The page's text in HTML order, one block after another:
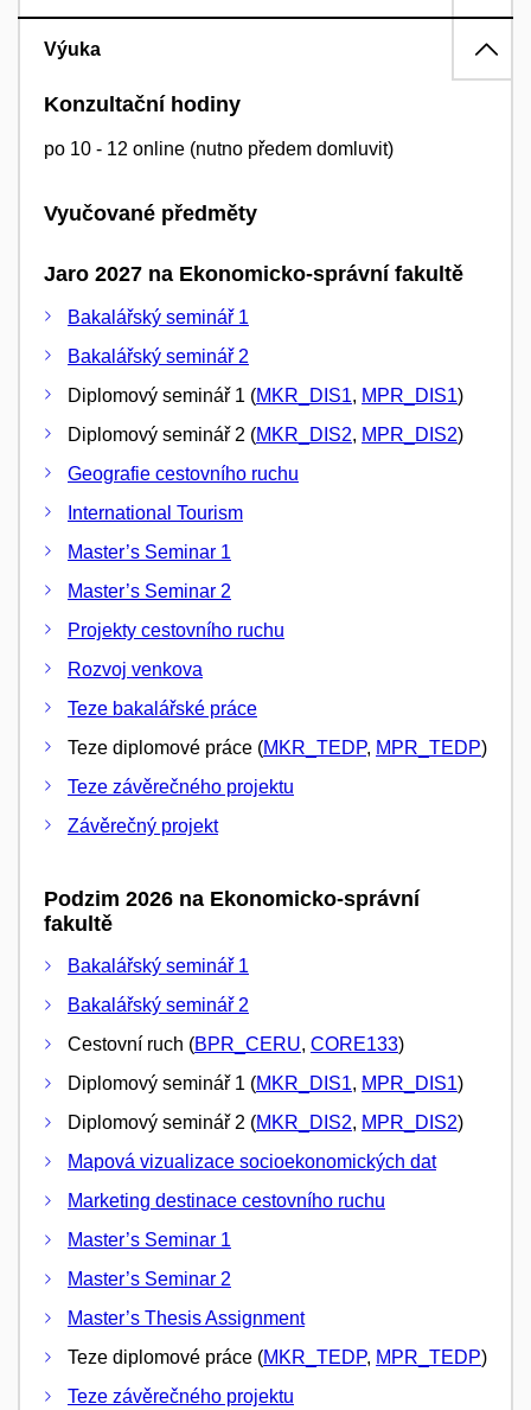
Výuka
Konzultační hodiny
po 10 - 12 online (nutno předem domluvit)
Vyučované předměty
Jaro 2027 na Ekonomicko-správní fakultě
Bakalářský seminář 1
Bakalářský seminář 2
Diplomový seminář 1 (MKR_DIS1, MPR_DIS1)
Diplomový seminář 2 (MKR_DIS2, MPR_DIS2)
Geografie cestovního ruchu
International Tourism
Master’s Seminar 1
Master’s Seminar 2
Projekty cestovního ruchu
Rozvoj venkova
Teze bakalářské práce
Teze diplomové práce (MKR_TEDP, MPR_TEDP)
Teze závěrečného projektu
Závěrečný projekt
Podzim 2026 na Ekonomicko-správní
fakultě
Bakalářský seminář 1
Bakalářský seminář 2
Cestovní ruch (BPR_CERU, CORE133)
Diplomový seminář 1 (MKR_DIS1, MPR_DIS1)
Diplomový seminář 2 (MKR_DIS2, MPR_DIS2)
Mapová vizualizace socioekonomických dat
Marketing destinace cestovního ruchu
Master’s Seminar 1
Master’s Seminar 2
Master’s Thesis Assignment
Teze diplomové práce (MKR_TEDP, MPR_TEDP)
Teze závěrečného projektu